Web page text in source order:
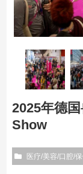
2025年德
Show
医疗/美容/口腔/